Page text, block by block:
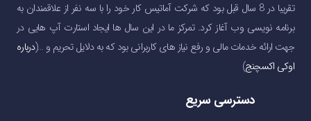
تقریبا در 8 سال قبل بود که شرکت آماتیس کار خود را با سه نفر از علاقمندان به
برنامه نویسی وب آغاز کرد. تمرکز ما در این سال ها ایجاد استارت آپ هایی در
جهت ارائه خدمات مالی و رفع نیاز های کاربرانی بود که به دلایل تحریم و …(درباره
اوکی اکسچنج)
دسترسی سریع